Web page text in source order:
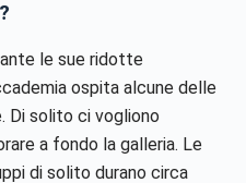
le sue ridotte
ospita alcune delle
Di solito ci vogliono
a fondo la galleria. Le
di solito durano circa